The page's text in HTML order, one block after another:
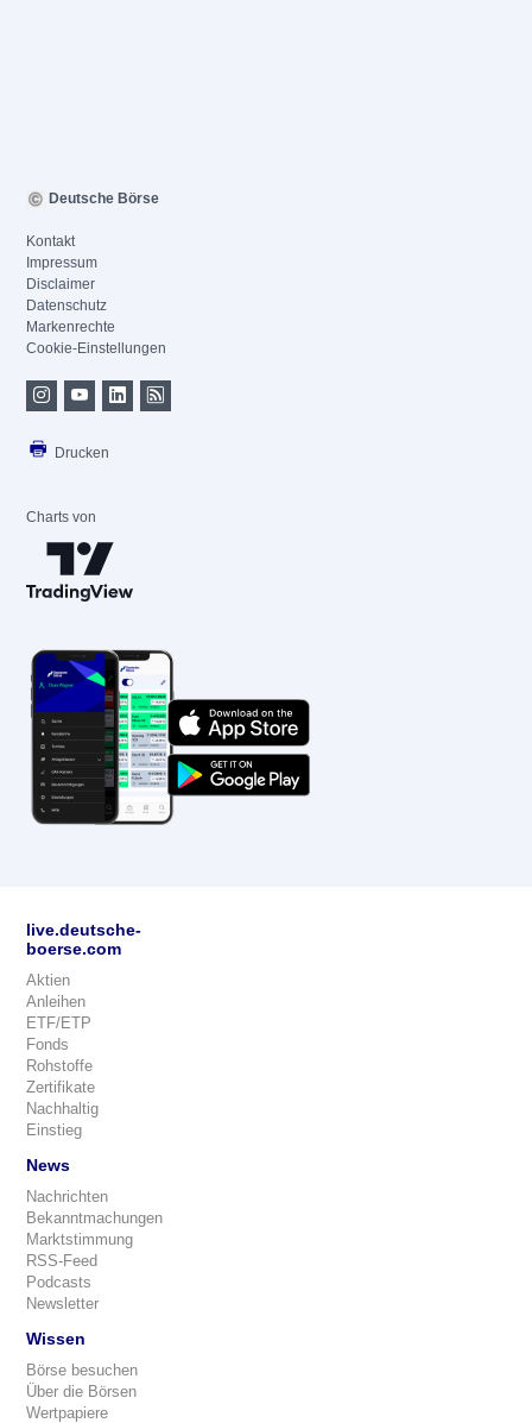
Deutsche Börse
Kontakt
Impressum
Disclaimer
Datenschutz
Markenrechte
Cookie-Einstellungen
Drucken
Charts von
live.deutsche-
boerse.com
Aktien
Anleihen
ETF/ETP
Fonds
Rohstoffe
Zertifikate
Nachhaltig
Einstieg
News
Nachrichten
Bekanntmachungen
Marktstimmung
RSS-Feed
Podcasts
Newsletter
Wissen
Börse besuchen
Über die Börsen
Wertpapiere